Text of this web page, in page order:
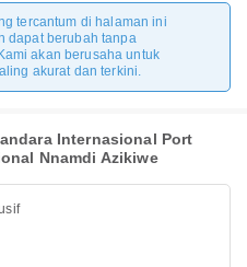
tercantum di halaman ini
dapat berubah tanpa
akan berusaha untuk
akurat dan terkini.
Internasional Port
Nnamdi Azikiwe